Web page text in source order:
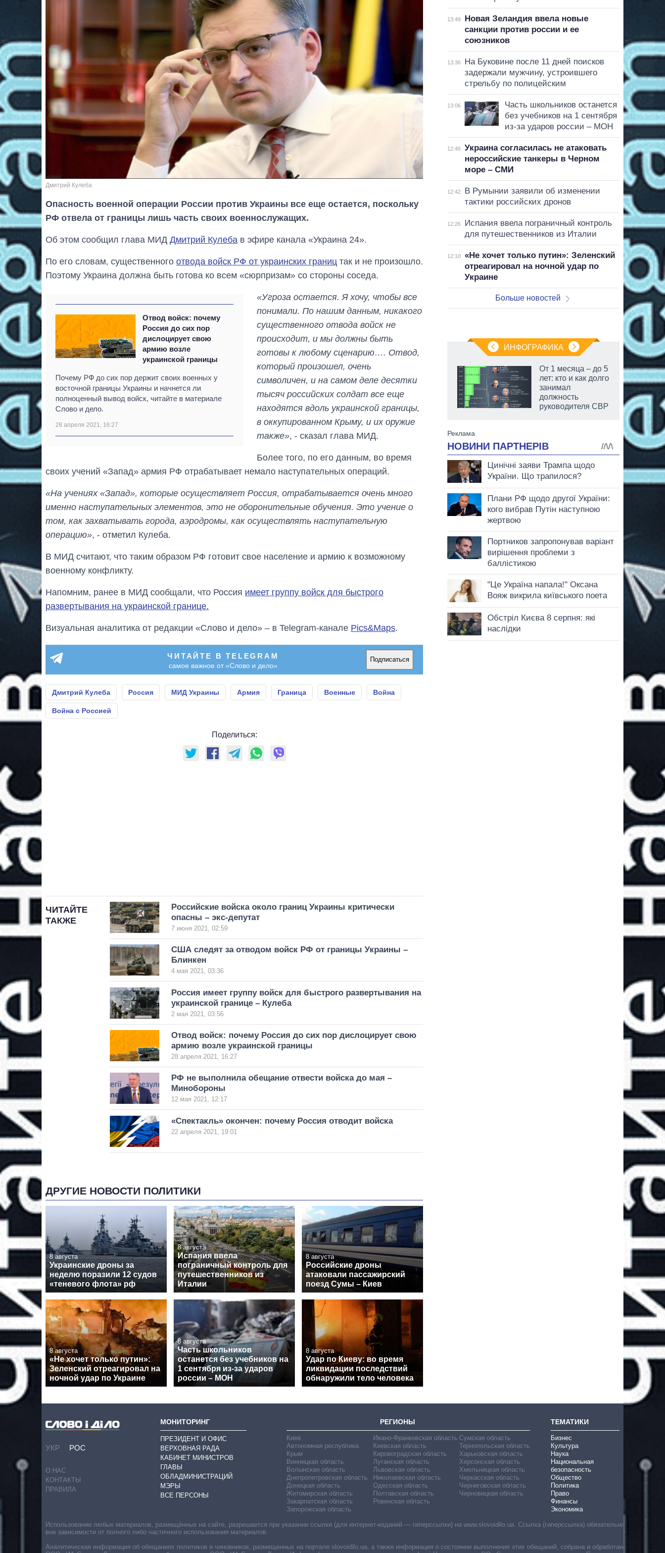
Дмитрий Кулеба
Опасность военной операции России против Украины все еще остается, поскольку
РФ отвела от границы лишь часть своих военнослужащих.
Об этом сообщил глава МИД Дмитрий Кулеба в эфире канала «Украина 24».
По его словам, существенного отвода войск РФ от украинских границ так и не произошло.
Поэтому Украина должна быть готова ко всем «сюрпризам» со стороны соседа.
Отвод войск: почему
Россия до сих пор
дислоцирует свою
армию возле
украинской границы
Почему РФ до сих пор держит своих военных у
восточной границы Украины и начнется ли
полноценный вывод войск, читайте в материале
Слово и дело.
28 апреля 2021, 16:27
«Угроза остается. Я хочу, чтобы все
понимали. По нашим данным, никакого
существенного отвода войск не
происходит, и мы должны быть
готовы к любому сценарию…. Отвод,
который произошел, очень
символичен, и на самом деле десятки
тысяч российских солдат все еще
находятся вдоль украинской границы,
в оккупированном Крыму, и их оружие
также», - сказал глава МИД.
Более того, по его данным, во время
своих учений «Запад» армия РФ отрабатывает немало наступательных операций.
«На учениях «Запад», которые осуществляет Россия, отрабатывается очень много
именно наступательных элементов, это не оборонительные обучения. Это учение о
том, как захватывать города, аэродромы, как осуществлять наступательную
операцию», - отметил Кулеба.
В МИД считают, что таким образом РФ готовит свое население и армию к возможному
военному конфликту.
Напомним, ранее в МИД сообщали, что Россия имеет группу войск для быстрого
развертывания на украинской границе.
Визуальная аналитика от редакции «Слово и дело» – в Telegram-канале Pics&Maps.
ЧИТАЙТЕ В TELEGRAM
самое важное от «Слово и дело»
Подписаться
Дмитрий Кулеба Россия МИД Украины Армия Граница Военные Война
Война с Россией
Поделиться:
ЧИТАЙТЕ
ТАКЖЕ
Российские войска около границ Украины критически
опасны – экс-депутат
7 июня 2021, 02:59
США следят за отводом войск РФ от границы Украины –
Блинкен
4 мая 2021, 03:36
Россия имеет группу войск для быстрого развертывания на
украинской границе – Кулеба
2 мая 2021, 03:56
Отвод войск: почему Россия до сих пор дислоцирует свою
армию возле украинской границы
28 апреля 2021, 16:27
РФ не выполнила обещание отвести войска до мая –
Минобороны
12 мая 2021, 12:17
«Спектакль» окончен: почему Россия отводит войска
22 апреля 2021, 19:01
ДРУГИЕ НОВОСТИ ПОЛИТИКИ
8 августа
Украинские дроны за
неделю поразили 12 судов
«теневого флота» рф
8 августа
Испания ввела
пограничный контроль для
путешественников из
Италии
8 августа
Российские дроны
атаковали пассажирский
поезд Сумы – Киев
8 августа
«Не хочет только путин»:
Зеленский отреагировал на
ночной удар по Украине
8 августа
Часть школьников
останется без учебников на
1 сентября из-за ударов
россии – МОН
8 августа
Удар по Киеву: во время
ликвидации последствий
обнаружили тело человека
13:49
Новая Зеландия ввела новые
санкции против россии и ее
союзников
13:36
На Буковине после 11 дней поисков
задержали мужчину, устроившего
стрельбу по полицейским
13:06
Часть школьников останется
без учебников на 1 сентября
из-за ударов россии – МОН
12:46
Украина согласилась не атаковать
нероссийские танкеры в Черном
море – СМИ
12:42
В Румынии заявили об изменении
тактики российских дронов
12:26
Испания ввела пограничный контроль
для путешественников из Италии
12:10
«Не хочет только путин»: Зеленский
отреагировал на ночной удар по
Украине
Больше новостей
ИНФОГРАФИКА
Восемь
массированных
за лето: Киев и
область стали
главной целью рф
От 1 месяца – до 5
лет: кто и как долго
занимал
должность
руководителя СВР
УКР РОС
О НАС
КОНТАКТЫ
ПРАВИЛА
МОНИТОРИНГ
ПРЕЗИДЕНТ И ОФИС
ВЕРХОВНАЯ РАДА
КАБИНЕТ МИНИСТРОВ
ГЛАВЫ
ОБЛАДМИНИСТРАЦИЙ
МЭРЫ
ВСЕ ПЕРСОНЫ
РЕГИОНЫ
Киев
Автономная республика
Крым
Винницкая область
Волынская область
Днепропетровская область
Донецкая область
Житомирская область
Закарпатская область
Запорожская область
Ивано-Франковская область
Киевская область
Кировоградская область
Луганская область
Львовская область
Николаевская область
Одесская область
Полтавская область
Ровенская область
Сумская область
Тернопольская область
Харьковская область
Херсонская область
Хмельницкая область
Черкасская область
Черниговская область
Черновицкая область
ТЕМАТИКИ
Бизнес
Культура
Наука
Национальная
безопасность
Общество
Политика
Право
Финансы
Экономика
Использование любых материалов, размещённых на сайте, разрешается при указании ссылки (для интернет-изданий — гиперссылки) на www.slovoidilo.ua. Ссылка (гиперссылка) обязательна
вне зависимости от полного либо частичного использования материалов.
Аналитическая информация об обещаниях политиков и чиновников, размещенных на портале slovoidilo.ua, а также информация о состоянии выполнения этих обещаний, собрана и обработана